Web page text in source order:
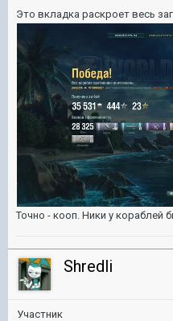
Это вкладка раскроет весь
Точно - кооп. Ники у кораблей
Shredli
Участник